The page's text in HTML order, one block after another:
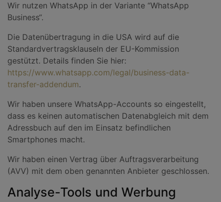
Wir nutzen WhatsApp in der Variante “WhatsApp
Business“.
Die Datenübertragung in die USA wird auf die
Standardvertragsklauseln der EU-Kommission
gestützt. Details finden Sie hier:
https://www.whatsapp.com/legal/business-data-
transfer-addendum.
Wir haben unsere WhatsApp-Accounts so eingestellt,
dass es keinen automatischen Datenabgleich mit dem
Adressbuch auf den im Einsatz befindlichen
Smartphones macht.
Wir haben einen Vertrag über Auftragsverarbeitung
(AVV) mit dem oben genannten Anbieter geschlossen.
Analyse-Tools und Werbung